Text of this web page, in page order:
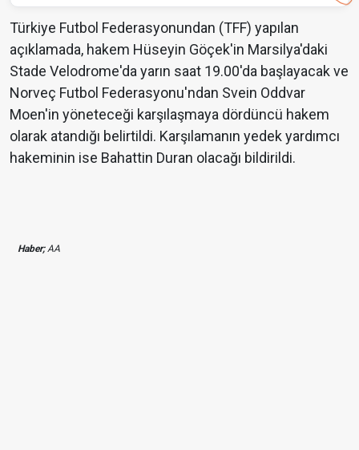
Türkiye Futbol Federasyonundan (TFF) yapılan
açıklamada, hakem Hüseyin Göçek'in Marsilya'daki
Stade Velodrome'da yarın saat 19.00'da başlayacak ve
Norveç Futbol Federasyonu'ndan Svein Oddvar
Moen'in yöneteceği karşılaşmaya dördüncü hakem
olarak atandığı belirtildi. Karşılamanın yedek yardımcı
hakeminin ise Bahattin Duran olacağı bildirildi.
Haber;AA